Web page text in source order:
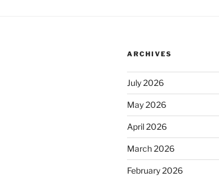
ARCHIVES
July 2026
May 2026
April 2026
March 2026
February 2026